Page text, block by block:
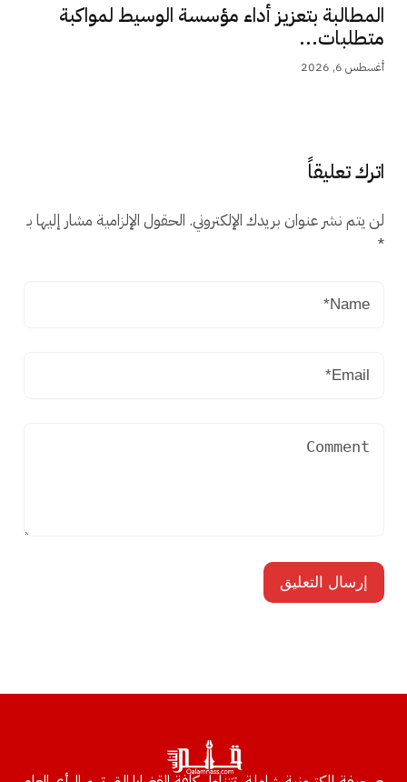
المطالبة بتعزيز أداء مؤسسة الوسيط لمواكبة
متطلبات...
أغسطس 6, 2026
اترك تعليقاً
لن يتم نشر عنوان بريدك الإلكتروني. الحقول الإلزامية مشار إليها بـ
*